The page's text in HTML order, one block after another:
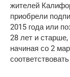
жителей
приобрели
2015 года или
28 лет и
начиная со 2